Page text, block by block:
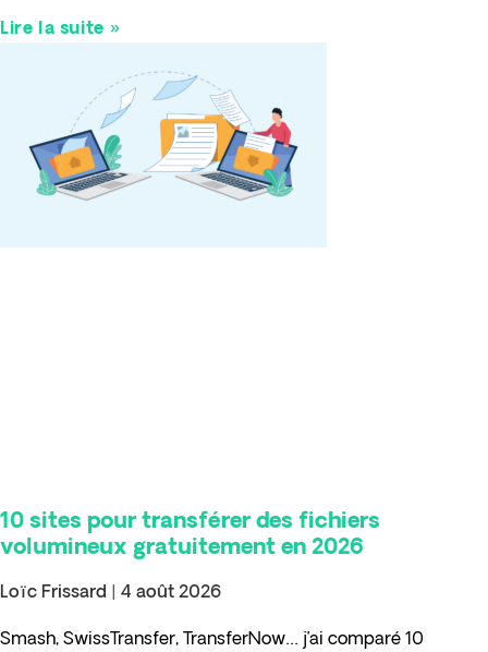
Lire la suite »
10 sites pour transférer des fichiers
volumineux gratuitement en 2026
Loïc Frissard 4 août 2026
Smash, SwissTransfer, TransferNow… j’ai comparé 10